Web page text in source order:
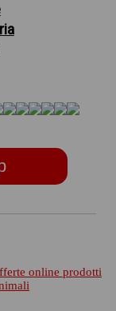
online prodotti